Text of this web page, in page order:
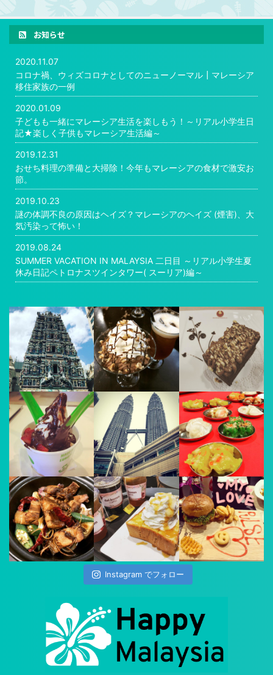
お知らせ
2020.11.07
コロナ禍、ウィズコロナとしてのニューノーマル┃マレーシア
移住家族の一例
2020.01.09
子どもも一緒にマレーシア生活を楽しもう！～リアル小学生日
記★楽しく子供もマレーシア生活編～
2019.12.31
おせち料理の準備と大掃除！今年もマレーシアの食材で激安お
節。
2019.10.23
謎の体調不良の原因はヘイズ？マレーシアのヘイズ (煙害)、大
気汚染って怖い！
2019.08.24
SUMMER VACATION IN MALAYSIA 二日目 ～リアル小学生夏
休み日記ペトロナスツインタワー( スーリア)編～
Instagram でフォロー